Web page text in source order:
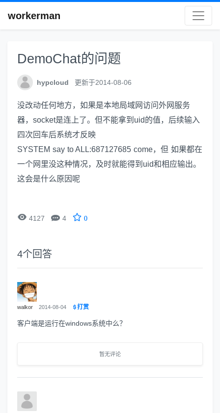
workerman
DemoChat的问题
hypcloud 更新于2014-08-06
没改动任何地方，如果是本地局域网访问外网服务
器，socket是连上了。但不能拿到uid的值，后续输入
四次回车后系统才反映
SYSTEM say to ALL:687127685 come，但 如果都在
一个网里没这种情况，及时就能得到uid和相应输出。
这会是什么原因呢
 4127  4 0
4个回答
walkor 2014-08-04 打赏
客户端是运行在windows系统中么？
暂无评论